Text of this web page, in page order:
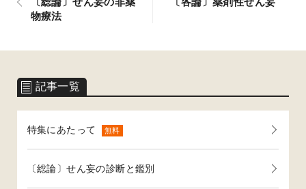
記事一覧
特集にあたって 無料
〔総論〕せん妄の診断と鑑別
物療法